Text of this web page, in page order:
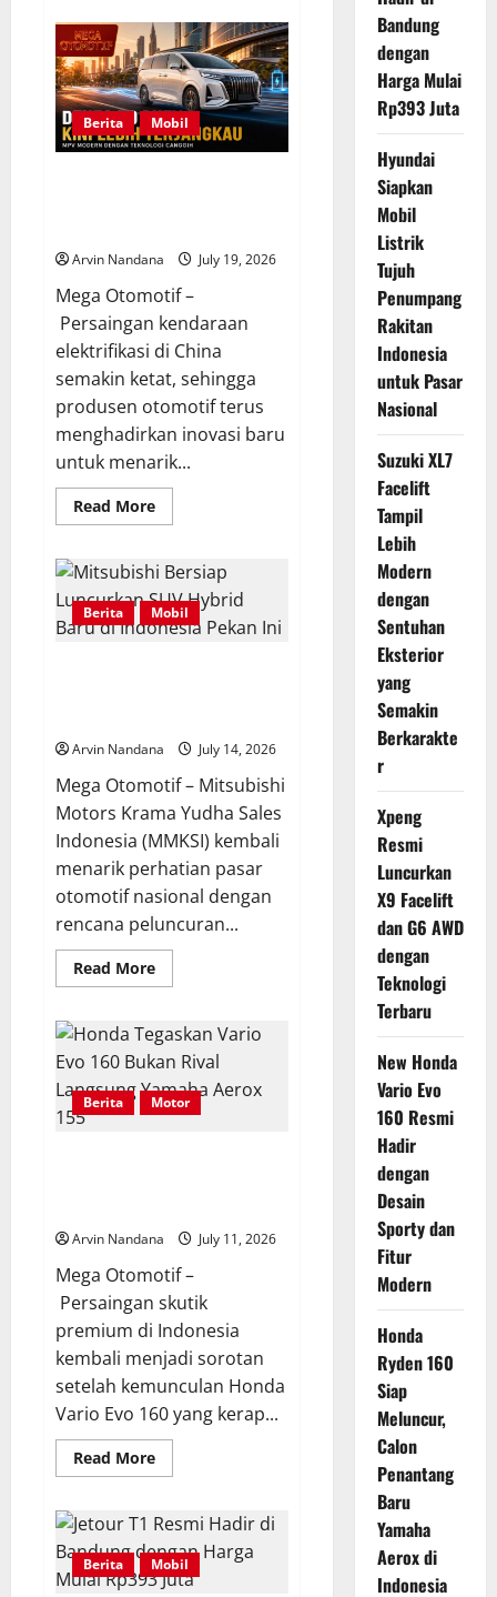
Sambut
Positif
Rencana
Motor
Listrik
Nasional
untuk
Perkuat
Industri
Berita Mobil
Arvin Nandana July 19, 2026
Mega Otomotif –
Persaingan kendaraan
elektrifikasi di China
semakin ketat, sehingga
produsen otomotif terus
menghadirkan inovasi baru
untuk menarik...
Read MoreRead
more
Hadirkan
D9
PHEV
Versi
Lebih
Berita Mobil
Arvin Nandana July 14, 2026
Mega Otomotif – Mitsubishi
Motors Krama Yudha Sales
Indonesia (MMKSI) kembali
menarik perhatian pasar
otomotif nasional dengan
rencana peluncuran...
Read MoreRead
more
Bersiap
Luncurkan
SUV
Baru
di
Berita Motor
Arvin Nandana July 11, 2026
Mega Otomotif –
Persaingan skutik
premium di Indonesia
kembali menjadi sorotan
setelah kemunculan Honda
Vario Evo 160 yang kerap...
Read MoreRead
more
Tegaskan
Vario
Evo
160
Bukan
Berita Mobil
Bandung
dengan
Harga Mulai
Rp393 Juta
Hyundai
Siapkan
Mobil
Listrik
Tujuh
Penumpang
Rakitan
Indonesia
untuk Pasar
Nasional
Suzuki XL7
Facelift
Tampil
Lebih
Modern
dengan
Sentuhan
Eksterior
yang
Semakin
Berkarakte
r
Xpeng
Resmi
Luncurkan
X9 Facelift
dan G6 AWD
dengan
Teknologi
Terbaru
New Honda
Vario Evo
160 Resmi
Hadir
dengan
Desain
Sporty dan
Fitur
Modern
Honda
Ryden 160
Siap
Meluncur,
Calon
Penantang
Baru
Yamaha
Aerox di
Indonesia